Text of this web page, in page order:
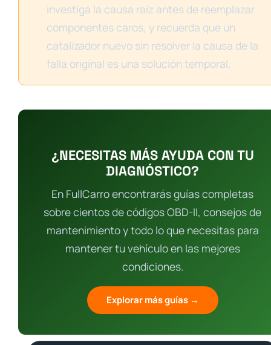
investiga la causa raíz antes de reemplazar
componentes caros, y recuerda que un
catalizador nuevo sin resolver la causa de la
falla original es una solución temporal.
¿NECESITAS MÁS AYUDA CON TU
DIAGNÓSTICO?
En FullCarro encontrarás guías completas
sobre cientos de códigos OBD-II, consejos de
mantenimiento y todo lo que necesitas para
mantener tu vehículo en las mejores
condiciones.
Explorar más guías →